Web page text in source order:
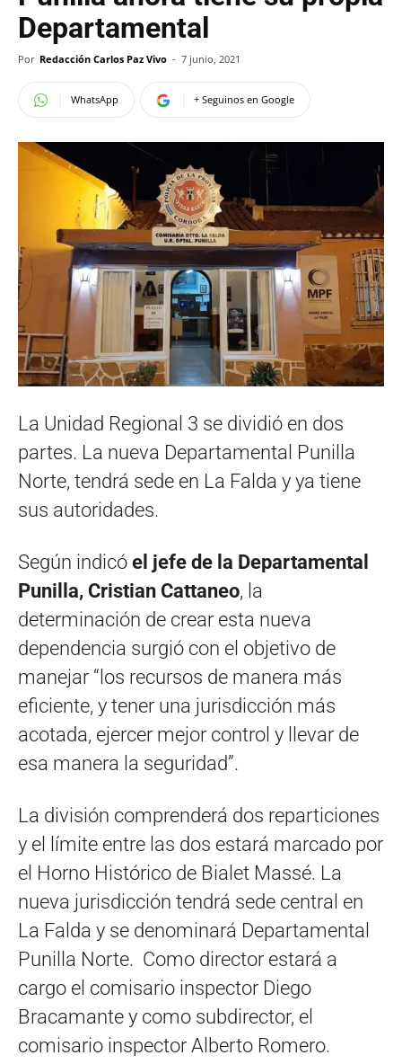
Departamental
Por Redacción Carlos Paz Vivo - 7 junio, 2021
WhatsApp + Seguinos en Google
La Unidad Regional 3 se dividió en dos
partes. La nueva Departamental Punilla
Norte, tendrá sede en La Falda y ya tiene
sus autoridades.
Según indicó el jefe de la Departamental
Punilla, Cristian Cattaneo, la
determinación de crear esta nueva
dependencia surgió con el objetivo de
manejar “los recursos de manera más
eficiente, y tener una jurisdicción más
acotada, ejercer mejor control y llevar de
esa manera la seguridad”.
La división comprenderá dos reparticiones
y el límite entre las dos estará marcado por
el Horno Histórico de Bialet Massé. La
nueva jurisdicción tendrá sede central en
La Falda y se denominará Departamental
Punilla Norte. Como director estará a
cargo el comisario inspector Diego
Bracamante y como subdirector, el
comisario inspector Alberto Romero.